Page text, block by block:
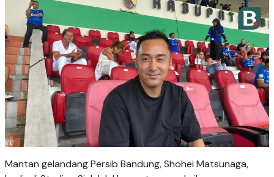
Mantan gelandang Persib Bandung, Shohei Matsunaga,